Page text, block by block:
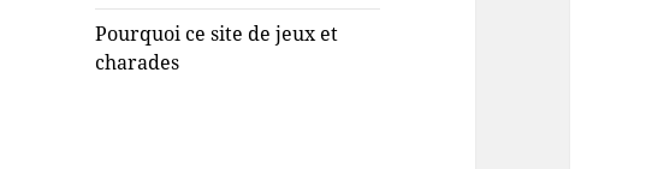
Pourquoi ce site de jeux et
charades